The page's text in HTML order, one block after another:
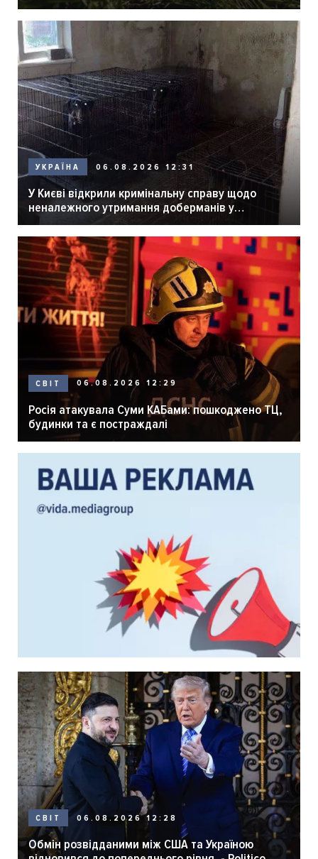
УКРАЇНА 06.08.2026 12:31
У Києві відкрили кримінальну справу щодо
неналежного утримання доберманів у
розпліднику
СВІТ 06.08.2026 12:29
Росія атакувала Суми КАБами: пошкоджено ТЦ,
будинки та є постраждалі
СВІТ 06.08.2026 12:28
Обмін розвідданими між США та Україною